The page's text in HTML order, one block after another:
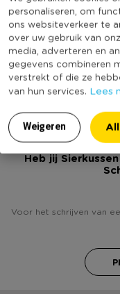
personaliseren, om
ons websiteverkeer te
over uw gebruik van
media, adverteren en
gegevens combineren
verstrekt of die ze
van hun services. Lees
Weigeren
* Materiaal: katoen
* Afmeting: 45x45 cm
Productbreedte (cm)
Kleur
Productlengte (cm)
Duurzaamheidsscore
Heb jij
Voor het schrijven van